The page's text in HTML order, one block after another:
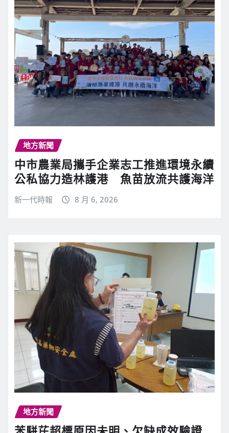
地方新聞
中市農業局攜手企業志工推進環境永續
公私協力造林護港 魚苗放流共護海洋
新一代時報 8 月 6, 2026
地方新聞